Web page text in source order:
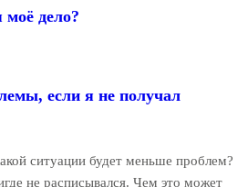
моё дело?
если я не получал
ситуации будет меньше проблем?
не расписывался. Чем это может